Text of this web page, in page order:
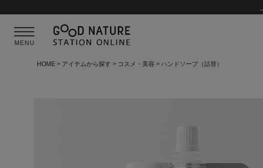
MENU
HOME アイテムから探す コスメ・美容 ハンドソープ（詰替）